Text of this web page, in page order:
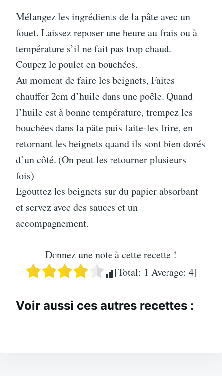
Mélangez les ingrédients de la pâte avec un
fouet. Laissez reposer une heure au frais ou à
température s’il ne fait pas trop chaud.
Coupez le poulet en bouchées.
Au moment de faire les beignets, Faites
chauffer 2cm d’huile dans une poêle. Quand
l’huile est à bonne température, trempez les
bouchées dans la pâte puis faite-les frire, en
retornant les beignets quand ils sont bien dorés
d’un côté. (On peut les retourner plusieurs
fois)
Egouttez les beignets sur du papier absorbant
et servez avec des sauces et un
accompagnement.
Donnez une note à cette recette !
[Total: 1 Average: 4]
Voir aussi ces autres recettes :